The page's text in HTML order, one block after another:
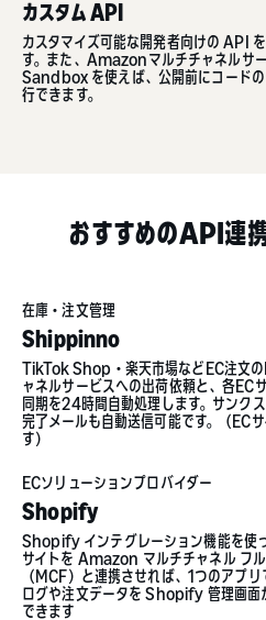
カスタム API
カスタマイズ可能な開発者向けの API を
す。また、Amazonマルチチャネル
Sandbox を使えば、公開前にコードの
行できます。
おすすめのAPI連
在庫・注文管理
Shippinno
TikTok Shop・楽天市場などEC注文
ャネルサービスへの出荷依頼と、各EC
同期を24時間自動処理します。サンク
完了メールも自動送信可能です。（EC
す）
ECソリューションプロバイダー
Shopify
Shopify インテグレーション機能を使
サイトを Amazon マルチチャネル フル
（MCF）と連携させれば、1つのアプリ
ログや注文データを Shopify 管理画面
できます